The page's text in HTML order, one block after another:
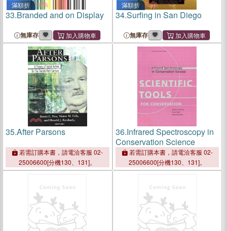
滿額折
33.Branded and on Display
無庫存
滿額折
34.Surfing in San Diego
無庫存
35.After Parsons
若需訂購本書，請電洽客服 02-
25006600[分機130、131]。
36.Infrared Spectroscopy in
Conservation Science
若需訂購本書，請電洽客服 02-
25006600[分機130、131]。